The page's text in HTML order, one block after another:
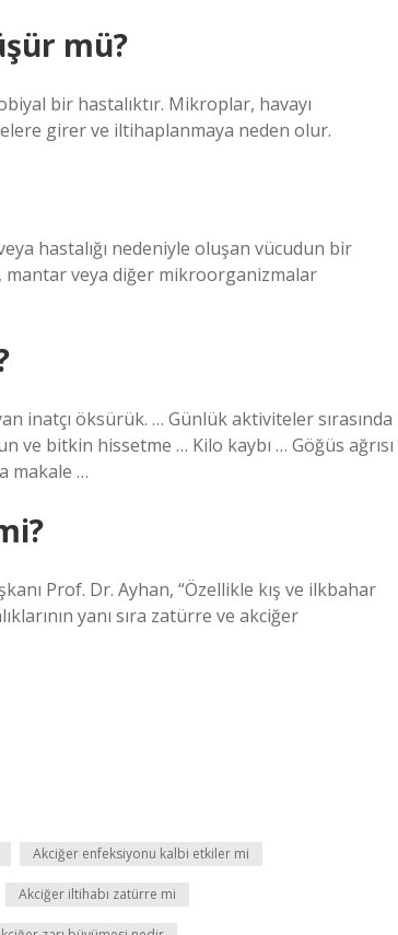
mü?
bir hastalıktır. Mikroplar, havayı
girer ve iltihaplanmaya neden olur.
hastalığı nedeniyle oluşan vücudun bir
mantar veya diğer mikroorganizmalar
inatçı öksürük. … Günlük aktiviteler sırasında
ve bitkin hissetme … Kilo kaybı … Göğüs ağrısı
makale …
Prof. Dr. Ayhan, “Özellikle kış ve ilkbahar
yanı sıra zatürre ve akciğer
Akciğer enfeksiyonu kalbi etkiler mi
Akciğer iltihabı zatürre mi